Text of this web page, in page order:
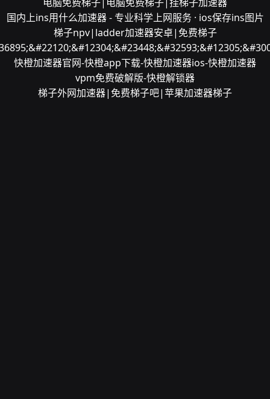
国内上ins用什么加速器 - 专业科学上网服务 · ios保存ins图片
梯子npv|ladder加速器安卓|免费梯子
快橙加速器官网-快橙app下载-快橙加速器ios-快橙加速器
vpm免费破解版-快橙解锁器
梯子外网加速器|免费梯子吧|苹果加速器梯子